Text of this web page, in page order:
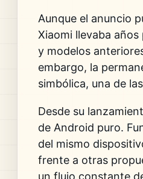
Aunque el anuncio
Xiaomi llevaba
y modelos
embargo, la
simbólica, una de
Desde su
de Android puro.
del mismo
frente a otras